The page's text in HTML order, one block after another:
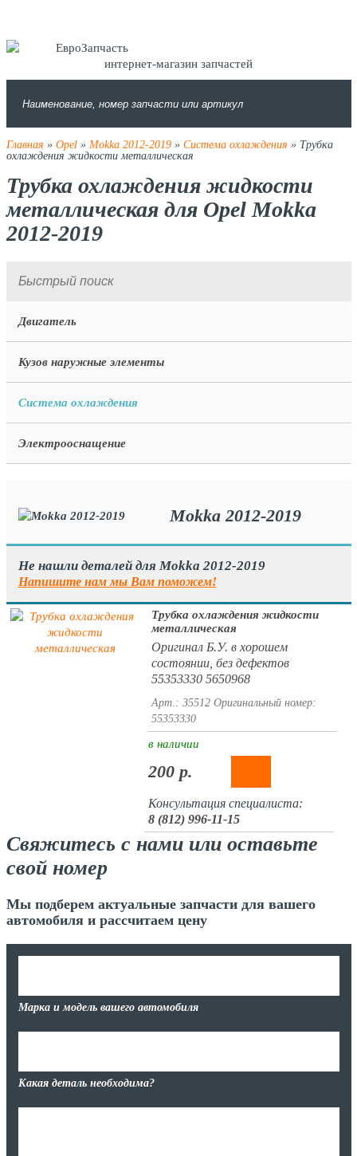
интернет-магазин запчастей
Главная » Opel» Mokka 2012-2019» Система охлаждения » Трубка
охлаждения жидкости металлическая
Трубка охлаждения жидкости
металлическая для Opel Mokka
2012-2019
Двигатель
Кузов наружные элементы
Система охлаждения
Электрооснащение
Mokka 2012-2019
Не нашли деталей для Mokka 2012-2019
Напишите нам мы Вам поможем!
Трубка охлаждения жидкости
металлическая
Оригинал Б.У. в хорошем
состоянии, без дефектов
55353330 5650968
Арт.: 35512 Оригинальный номер:
55353330
в наличии
200 р.
Консультация специалиста:
8 (812) 996-11-15
Свяжитесь с нами или оставьте
свой номер
Мы подберем актуальные запчасти для вашего
автомобиля и рассчитаем цену
Марка и модель вашего автомобиля
Какая деталь необходима?